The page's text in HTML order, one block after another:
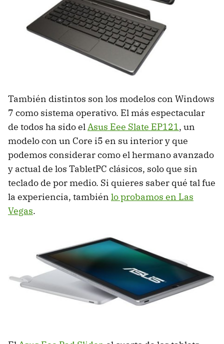
También distintos son los modelos con Windows
7 como sistema operativo. El más espectacular
de todos ha sido elAsus Eee Slate EP121, un
modelo con un Core i5 en su interior y que
podemos considerar como el hermano avanzado
y actual de los TabletPC clásicos, solo que sin
teclado de por medio. Si quieres saber qué tal fue
la experiencia, también lo probamos en Las
Vegas.